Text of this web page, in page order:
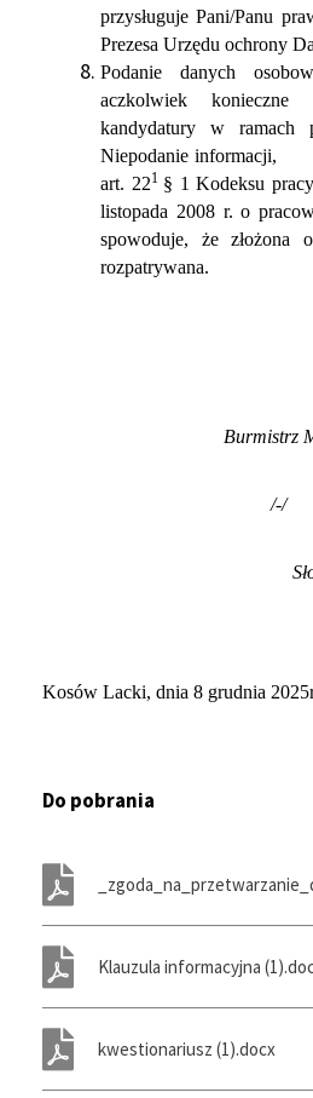
przysługuje Pani/Panu
Prezesa Urzędu ochrony
Podanie danych
aczkolwiek
kandydatury w ramach
Niepodanie
art. 221 § 1 Kodeksu
listopada 2008 r. o
spowoduje, że złożona
rozpatrywana.
Kosów Lacki, dnia 8
Do pobrania
Klauzula informacyjna
kwestionariusz (1).docx